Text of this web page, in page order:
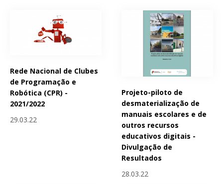
Rede Nacional de Clubes
de Programação e
Robótica (CPR) -
2021/2022
29.03.22
Projeto-piloto de
desmaterialização de
manuais escolares e de
outros recursos
educativos digitais -
Divulgação de
Resultados
28.03.22